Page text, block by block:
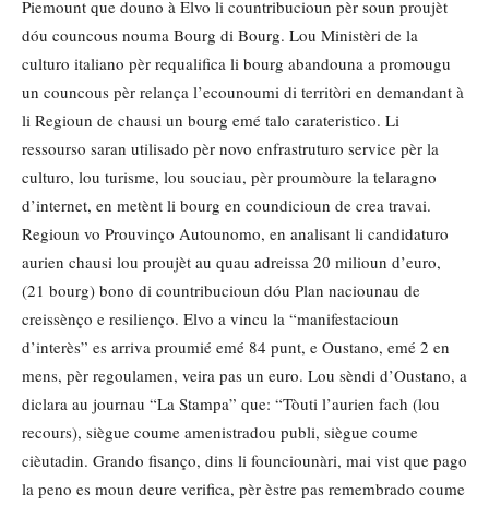
Piemount que douno à Elvo li countribucioun pèr soun proujèt
dóu councous nouma Bourg di Bourg. Lou Ministèri de la
culturo italiano pèr requalifica li bourg abandouna a promougu
un councous pèr relança l’ecounoumi di territòri en demandant à
li Regioun de chausi un bourg emé talo carateristico. Li
ressourso saran utilisado pèr novo enfrastruturo service pèr la
culturo, lou turisme, lou souciau, pèr proumòure la telaragno
d’internet, en metènt li bourg en coundicioun de crea travai.
Regioun vo Prouvinço Autounomo, en analisant li candidaturo
aurien chausi lou proujèt au quau adreissa 20 milioun d’euro,
(21 bourg) bono di countribucioun dóu Plan naciounau de
creissènço e resilienço. Elvo a vincu la “manifestacioun
d’interès” es arriva proumié emé 84 punt, e Oustano, emé 2 en
mens, pèr regoulamen, veira pas un euro. Lou sèndi d’Oustano, a
diclara au journau “La Stampa” que: “Tòuti l’aurien fach (lou
recours), siègue coume amenistradou publi, siègue coume
cièutadin. Grando fisanço, dins li founciounàri, mai vist que pago
la peno es moun deure verifica, pèr èstre pas remembrado coume